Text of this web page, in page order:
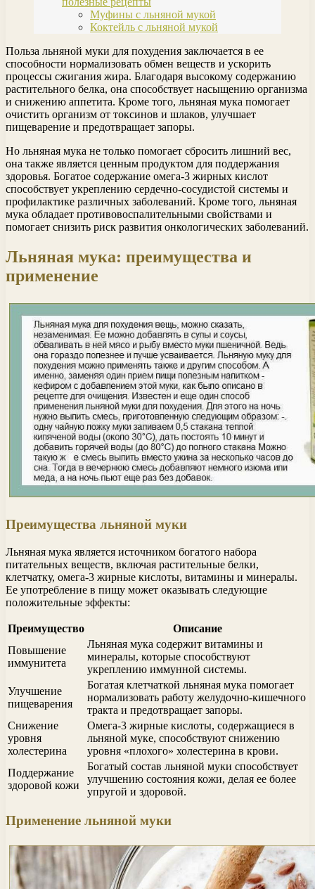
Муфины с льняной мукой
Коктейль с льняной мукой
Польза льняной муки для похудения заключается в ее
способности нормализовать обмен веществ и ускорить
процессы сжигания жира. Благодаря высокому содержанию
растительного белка, она способствует насыщению организма
и снижению аппетита. Кроме того, льняная мука помогает
очистить организм от токсинов и шлаков, улучшает
пищеварение и предотвращает запоры.
Но льняная мука не только помогает сбросить лишний вес,
она также является ценным продуктом для поддержания
здоровья. Богатое содержание омега-3 жирных кислот
способствует укреплению сердечно-сосудистой системы и
профилактике различных заболеваний. Кроме того, льняная
мука обладает противовоспалительными свойствами и
помогает снизить риск развития онкологических заболеваний.
Льняная мука: преимущества и
применение
Преимущества льняной муки
Льняная мука является источником богатого набора
питательных веществ, включая растительные белки,
клетчатку, омега-3 жирные кислоты, витамины и минералы.
Ее употребление в пищу может оказывать следующие
положительные эффекты:
Преимущество
Описание
Повышение
иммунитета
Льняная мука содержит витамины и
минералы, которые способствуют
укреплению иммунной системы.
Улучшение
пищеварения
Богатая клетчаткой льняная мука помогает
нормализовать работу желудочно-кишечного
тракта и предотвращает запоры.
Снижение
уровня
холестерина
Омега-3 жирные кислоты, содержащиеся в
льняной муке, способствуют снижению
уровня «плохого» холестерина в крови.
Поддержание
здоровой кожи
Богатый состав льняной муки способствует
улучшению состояния кожи, делая ее более
упругой и здоровой.
Применение льняной муки